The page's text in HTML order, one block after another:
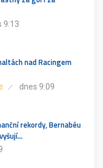
9:13
nad Racingem
dnes 9:09
rekordy, Bernabéu